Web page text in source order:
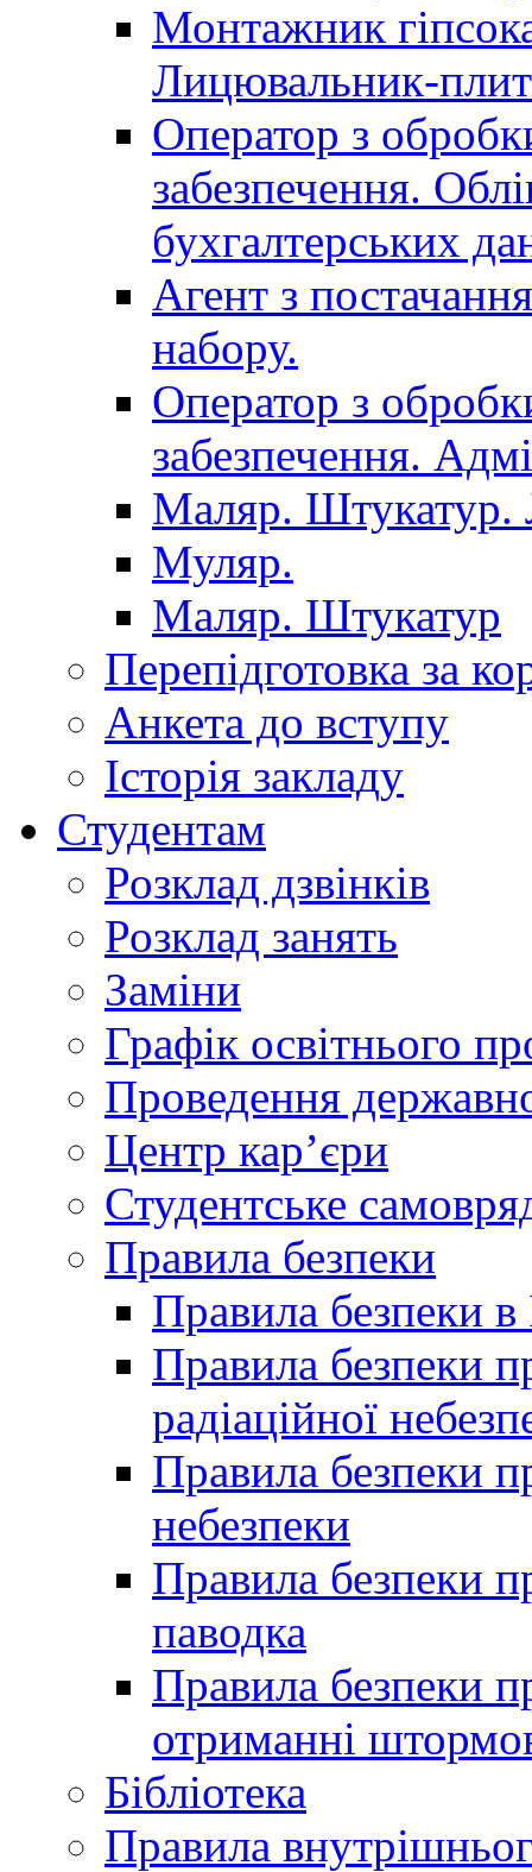
Монтажник
Лицювальник-
Оператор з
забезпечення.
бухгалтерських
Агент з
набору.
Оператор з
забезпечення.
Маляр. Штукатур.
Муляр.
Маляр. Штукатур
Перепідготовка за
Анкета до вступу
Історія закладу
Студентам
Розклад дзвінків
Розклад занять
Заміни
Графік освітнього
Проведення
Центр кар’єри
Студентське
Правила безпеки
Правила безпеки в
Правила безпеки
радіаційної
Правила безпеки
небезпеки
Правила безпеки
паводка
Правила безпеки
отриманні
Бібліотека
Правила